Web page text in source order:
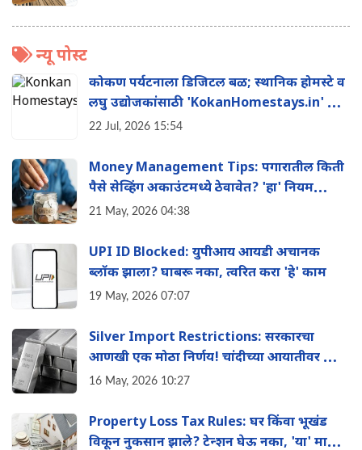
न्यू पोस्ट
कोकण पर्यटनाला डिजिटल बळ; स्थानिक होमस्टे व
लघु उद्योजकांसाठी 'KokanHomestays.in' ची
सुरुवात
22 Jul, 2026 15:54
Money Management Tips: पगारातील किती
पैसे सेव्हिंग अकाउंटमध्ये ठेवावेत? 'हा' नियम
तुम्हाला बनवेल श्रीमंत
21 May, 2026 04:38
UPI ID Blocked: युपीआय आयडी अचानक
ब्लॉक झाला? घाबरू नका, त्वरित करा 'हे' काम
19 May, 2026 07:07
Silver Import Restrictions: सरकारचा
आणखी एक मोठा निर्णय! चांदीच्या आयातीवर आता
मोठी मर्यादा
16 May, 2026 10:27
Property Loss Tax Rules: घर किंवा भूखंड
विकून नुकसान झाले? टेन्शन घेऊ नका, 'या' मार्गाने